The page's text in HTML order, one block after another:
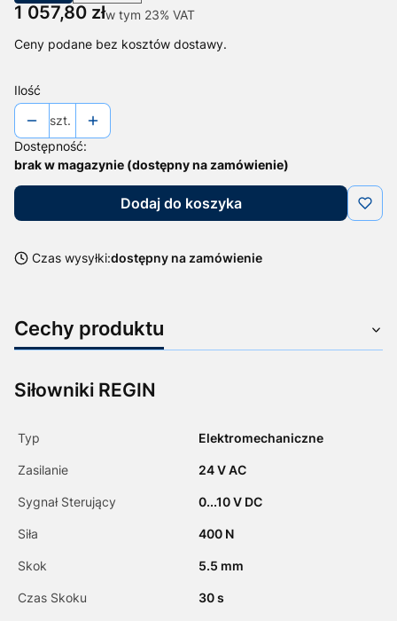
Cena
1 057,80 złw tym 23% VAT
w tym 23% VAT
Ceny podane bez kosztów dostawy.
Ilość
szt.
Dostępność:
brak w magazynie (dostępny na zamówienie)
Dodaj do koszyka
Czas wysyłki:dostępny na zamówienie
Cechy produktu
Siłowniki REGIN
Typ Elektromechaniczne
Zasilanie 24 V AC
Sygnał Sterujący 0...10 V DC
Siła 400 N
Skok 5.5 mm
Czas Skoku 30 s